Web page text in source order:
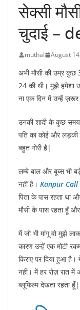
सेक्सी
चुदाई –
muthal August
अभी मौसी की उम्र कुछ
24 की थी। मुझे हमेशा
ना एक दिन में उन्हें ज़रूर
उनकी शादी के कुछ समय
पति का कोई और लड़की
बहुत गोरी है|
लम्बे बाल और बूब्स भी
नहीं है। Kanpur
पिता के पास रहता था
मौसी के पास रहता हूँ
में जो भी मांगू वो मुझे
कारण उन्हें एक मोटी
किराए पर दिया हुआ
नहीं। में हर रोज़ रात
ब्लूफिल्म देखता रहता हूँ|